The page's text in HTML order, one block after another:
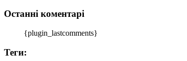
Останні коментарі
{plugin_lastcomments}
Теги: